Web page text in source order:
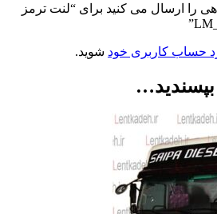
را ارسال می کنید برای “لنت ترمز
حساب کاربری خود شوید.
بپسندید…